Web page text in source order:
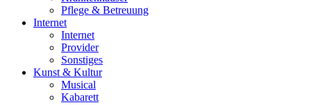
Pflege & Betreuung
Internet
Internet
Provider
Sonstiges
Kunst & Kultur
Musical
Kabarett